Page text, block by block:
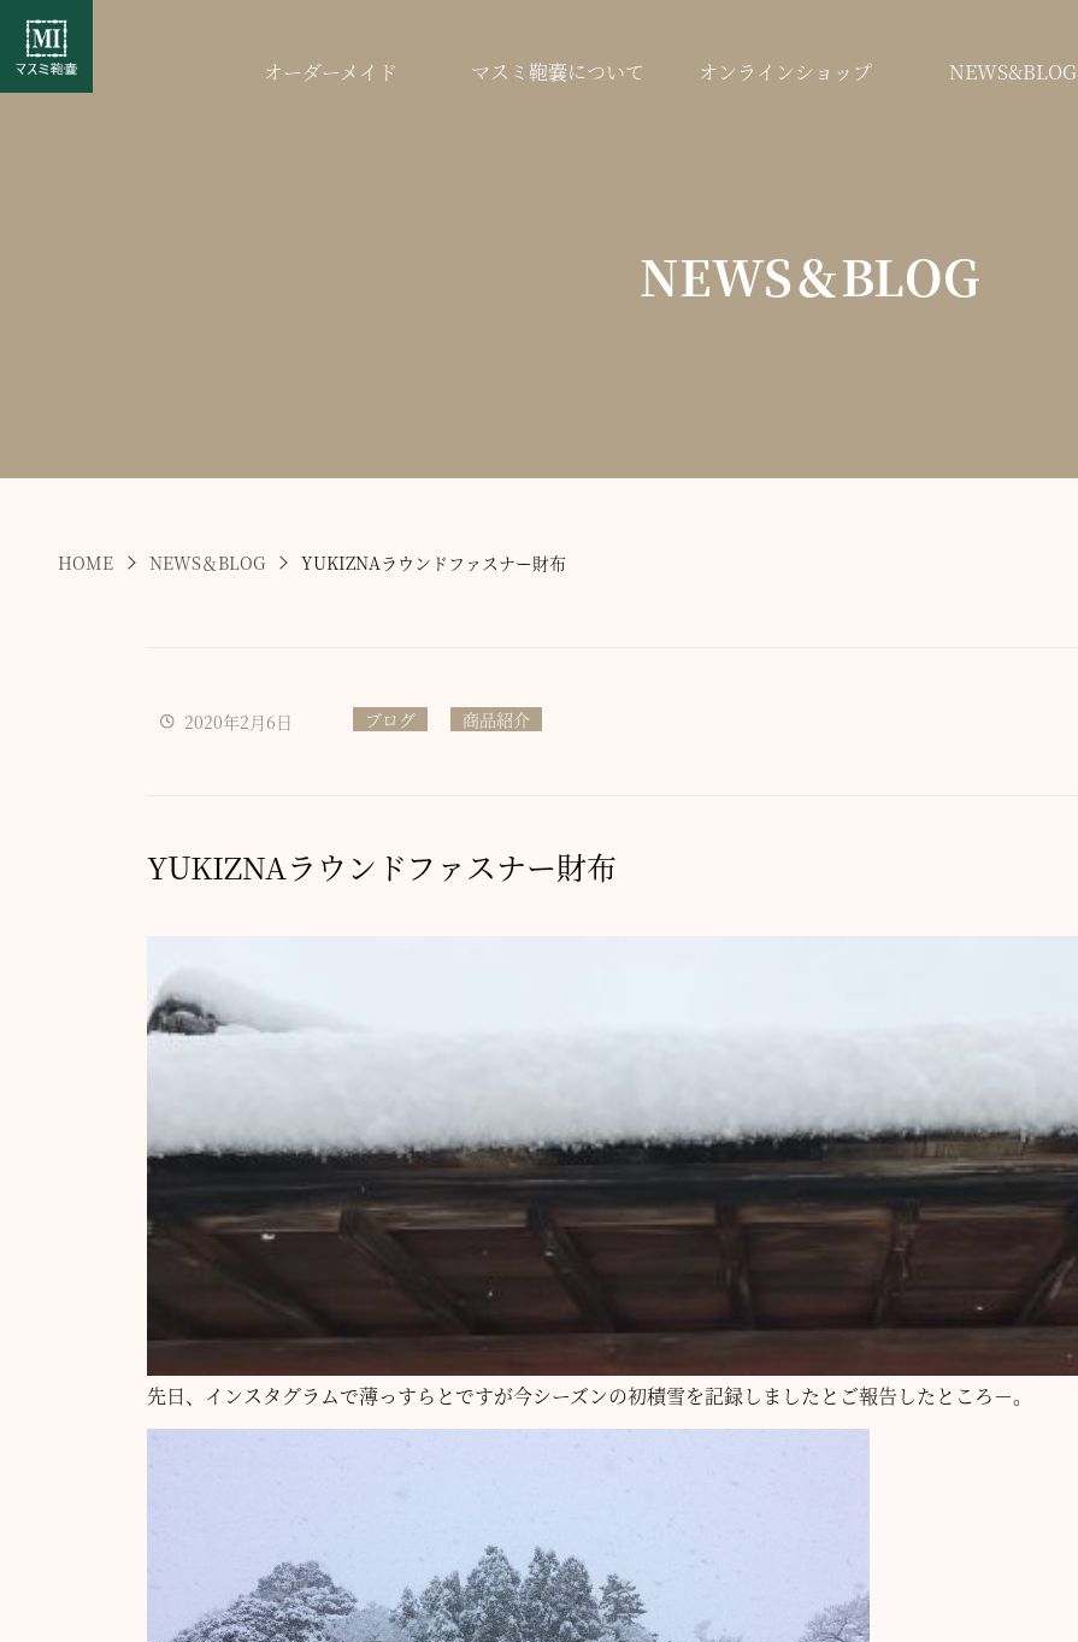
オーダーメイド マスミ鞄嚢について オンラインショップ NEWS&BLOG
NEWS＆BLOG
HOME NEWS＆BLOG YUKIZNAラウンドファスナー財布
2020年2月6日 ブログ 商品紹介
YUKIZNAラウンドファスナー財布
先日、インスタグラムで薄っすらとですが今シーズンの初積雪を記録しましたとご報告したところ－。